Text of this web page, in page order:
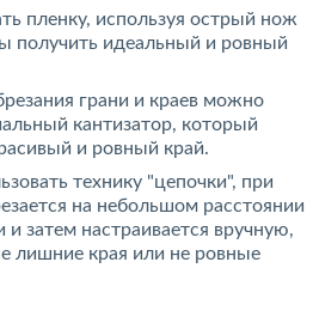
пленку, используя острый нож
получить идеальный и ровный
грани и краев можно
кантизатор, который
и ровный край.
технику "цепочки", при
на небольшом расстоянии
затем настраивается вручную,
лишние края или не ровные